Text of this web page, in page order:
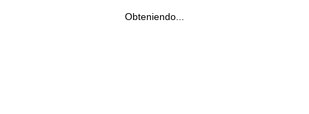
Obteniendo...